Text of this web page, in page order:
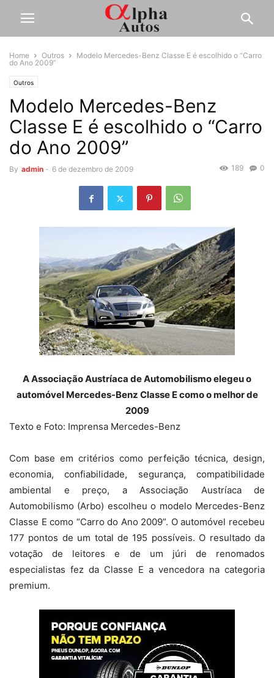
Home Outros
Modelo Mercedes-Benz Classe E é escolhido o “Carro
do Ano 2009”
Outros
Modelo Mercedes-Benz
Classe E é escolhido o “Carro
do Ano 2009”
By admin - 6 de dezembro de 2009 0
189
A Associação Austríaca de Automobilismo elegeu o
automóvel Mercedes-Benz Classe E como o melhor de
2009
Texto e Foto: Imprensa Mercedes-Benz
Com base em critérios como perfeição técnica, design,
economia, confiabilidade, segurança, compatibilidade
ambiental e preço, a Associação Austríaca de
Automobilismo (Arbo) escolheu o modelo Mercedes-Benz
Classe E como “Carro do Ano 2009”. O automóvel recebeu
177 pontos de um total de 195 possíveis. O resultado da
votação de leitores e de um júri de renomados
especialistas fez da Classe E a vencedora na categoria
premium.